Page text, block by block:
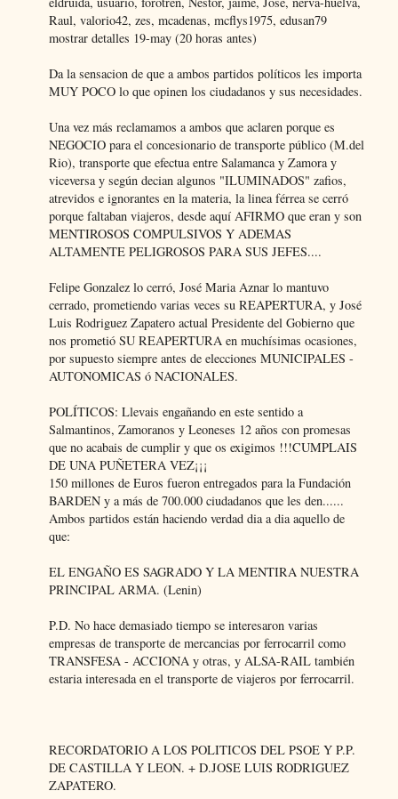
Raul, valorio42, zes, mcadenas, mcflys1975, edusan79
mostrar detalles 19-may (20 horas antes)
Da la sensacion de que a ambos partidos políticos les importa
MUY POCO lo que opinen los ciudadanos y sus necesidades.
Una vez más reclamamos a ambos que aclaren porque es
NEGOCIO para el concesionario de transporte público (M.del
Rio), transporte que efectua entre Salamanca y Zamora y
viceversa y según decian algunos "ILUMINADOS" zafios,
atrevidos e ignorantes en la materia, la linea férrea se cerró
porque faltaban viajeros, desde aquí AFIRMO que eran y son
MENTIROSOS COMPULSIVOS Y ADEMAS
ALTAMENTE PELIGROSOS PARA SUS JEFES....
Felipe Gonzalez lo cerró, José Maria Aznar lo mantuvo
cerrado, prometiendo varias veces su REAPERTURA, y José
Luis Rodriguez Zapatero actual Presidente del Gobierno que
nos prometió SU REAPERTURA en muchísimas ocasiones,
por supuesto siempre antes de elecciones MUNICIPALES -
AUTONOMICAS ó NACIONALES.
POLÍTICOS: Llevais engañando en este sentido a
Salmantinos, Zamoranos y Leoneses 12 años con promesas
que no acabais de cumplir y que os exigimos !!!CUMPLAIS
DE UNA PUÑETERA VEZ¡¡¡
150 millones de Euros fueron entregados para la Fundación
BARDEN y a más de 700.000 ciudadanos que les den......
Ambos partidos están haciendo verdad dia a dia aquello de
que:
EL ENGAÑO ES SAGRADO Y LA MENTIRA NUESTRA
PRINCIPAL ARMA. (Lenin)
P.D. No hace demasiado tiempo se interesaron varias
empresas de transporte de mercancias por ferrocarril como
TRANSFESA - ACCIONA y otras, y ALSA-RAIL también
estaria interesada en el transporte de viajeros por ferrocarril.
RECORDATORIO A LOS POLITICOS DEL PSOE Y P.P.
DE CASTILLA Y LEON. + D.JOSE LUIS RODRIGUEZ
ZAPATERO.